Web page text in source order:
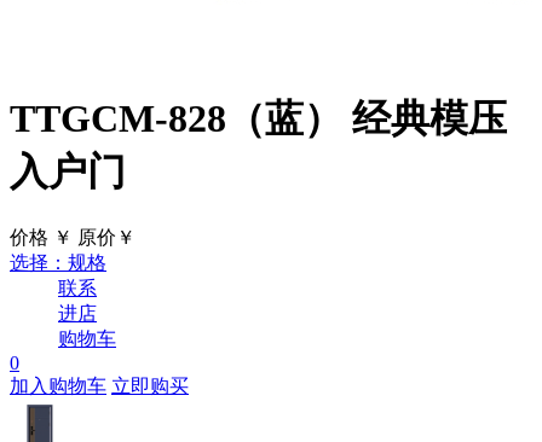
TTGCM-828（蓝） 经典模压
入户门
价格 ￥ 原价￥
选择：规格
联系
进店
购物车
0
加入购物车 立即购买